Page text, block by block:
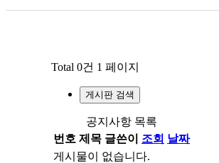
Total 0건 1 페이지
게시판 검색
공지사항 목록
번호 제목 글쓴이 조회 날짜
게시물이 없습니다.